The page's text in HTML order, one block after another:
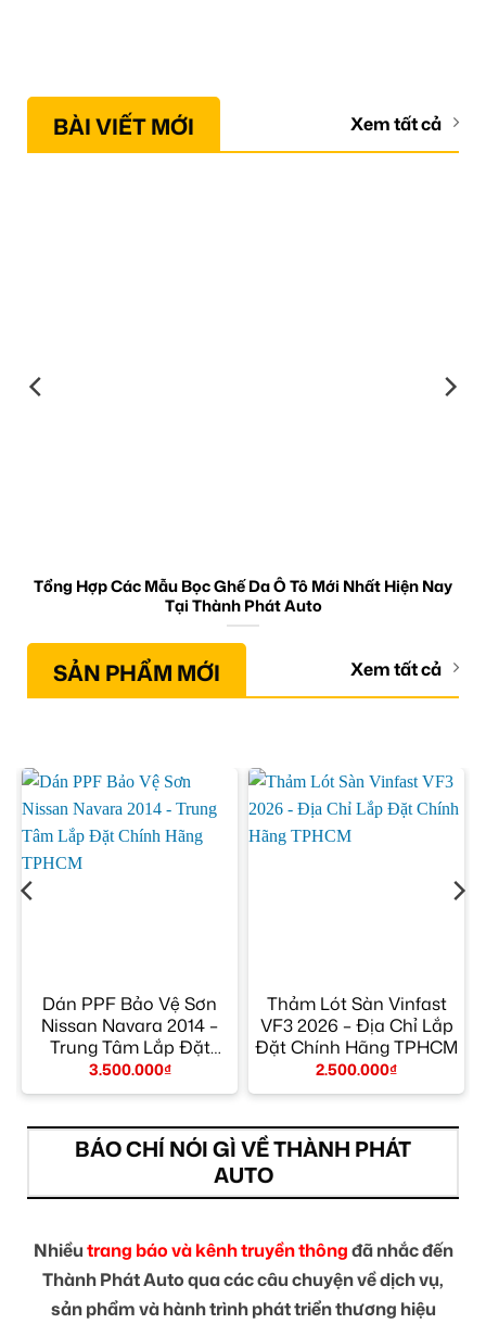
BÀI VIẾT MỚI Xem tất cả
Tổng Hợp Các Mẫu Bọc Ghế Da Ô Tô Mới Nhất Hiện Nay
Tại Thành Phát Auto
SẢN PHẨM MỚI Xem tất cả
Dán PPF Bảo Vệ Sơn
Nissan Navara 2014 –
Trung Tâm Lắp Đặt
Chính Hãng TPHCM
3.500.000₫
Thảm Lót Sàn Vinfast
VF3 2026 – Địa Chỉ Lắp
Đặt Chính Hãng TPHCM
2.500.000₫
BÁO CHÍ NÓI GÌ VỀ THÀNH PHÁT
AUTO
Nhiềutrang báo và kênh truyền thôngđã nhắc đến
Thành Phát Auto qua các câu chuyện về dịch vụ,
sản phẩm và hành trình phát triển thương hiệu